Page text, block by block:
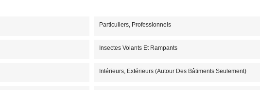
Particuliers, Professionnels
Insectes Volants Et Rampants
Intérieurs, Extérieurs (autour Des Bâtiments Seulement)